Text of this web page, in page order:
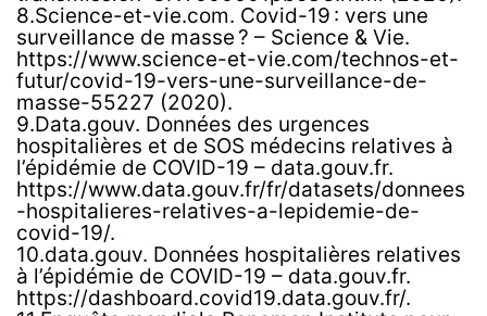
8.Science-et-vie.com. Covid-19 : vers une
surveillance de masse ? – Science & Vie.
https://www.science-et-vie.com/technos-et-
futur/covid-19-vers-une-surveillance-de-
masse-55227 (2020).
9.Data.gouv. Données des urgences
hospitalières et de SOS médecins relatives à
l’épidémie de COVID-19 – data.gouv.fr.
https://www.data.gouv.fr/fr/datasets/donnees
-hospitalieres-relatives-a-lepidemie-de-
covid-19/.
10.data.gouv. Données hospitalières relatives
à l’épidémie de COVID-19 – data.gouv.fr.
https://dashboard.covid19.data.gouv.fr/.